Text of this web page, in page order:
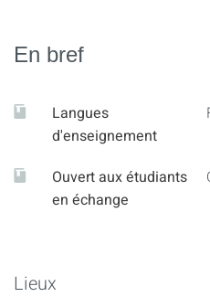
En bref
Langues
d'enseignement
Ouvert aux étudiants
en échange
Lieux